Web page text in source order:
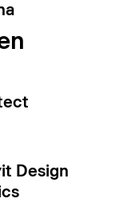
Design